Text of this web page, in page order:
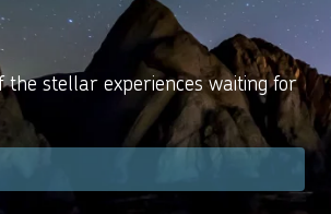
the stellar experiences waiting for